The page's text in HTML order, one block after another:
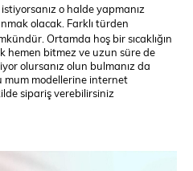
o halde yapmanız
olacak. Farklı türden
Ortamda hoş bir sıcaklığın
hemen bitmez ve uzun süre de
olursanız olun bulmanız da
mum modellerine internet
sipariş verebilirsiniz